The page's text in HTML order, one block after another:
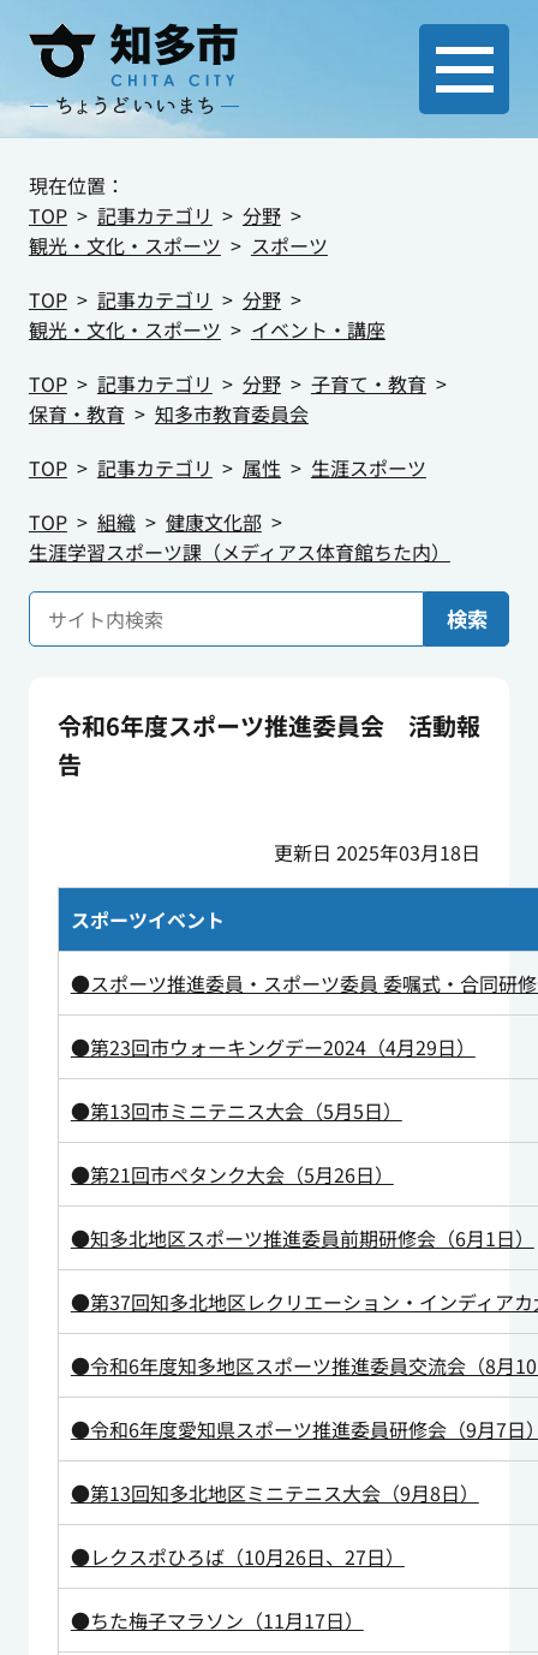
現在位置：
TOP
記事カテゴリ
分野
観光・文化・スポーツ
スポーツ
TOP
記事カテゴリ
分野
観光・文化・スポーツ
イベント・講座
TOP
記事カテゴリ 分野
子育て・教育
保育・教育
知多市教育委員会
TOP
記事カテゴリ 属性
生涯スポーツ
TOP
組織
健康文化部
生涯学習スポーツ課（メディアス体育館ちた内）
検索
令和6年度スポーツ推進委員会 活動報
告
更新日 2025年03月18日
スポーツイベント
●スポーツ推進委員・スポーツ委員 委嘱式・合同研
●第23回市ウォーキングデー2024（4月29日）
●第13回市ミニテニス大会（5月5日）
●第21回市ペタンク大会（5月26日）
●知多北地区スポーツ推進委員前期研修会（6月1日）
●第37回知多北地区レクリエーション・インディア
●令和6年度知多地区スポーツ推進委員交流会（8月
●令和6年度愛知県スポーツ推進委員研修会（9月7日
●第13回知多北地区ミニテニス大会（9月8日）
●レクスポひろば（10月26日、27日）
●ちた梅子マラソン（11月17日）